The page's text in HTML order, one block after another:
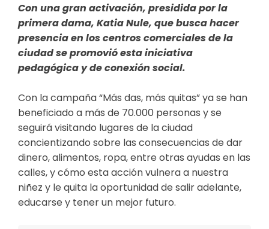
Con una gran activación, presidida por la
primera dama, Katia Nule, que busca hacer
presencia en los centros comerciales de la
ciudad se promovió esta iniciativa
pedagógica y de conexión social.
Con la campaña “Más das, más quitas” ya se han
beneficiado a más de 70.000 personas y se
seguirá visitando lugares de la ciudad
concientizando sobre las consecuencias de dar
dinero, alimentos, ropa, entre otras ayudas en las
calles, y cómo esta acción vulnera a nuestra
niñez y le quita la oportunidad de salir adelante,
educarse y tener un mejor futuro.